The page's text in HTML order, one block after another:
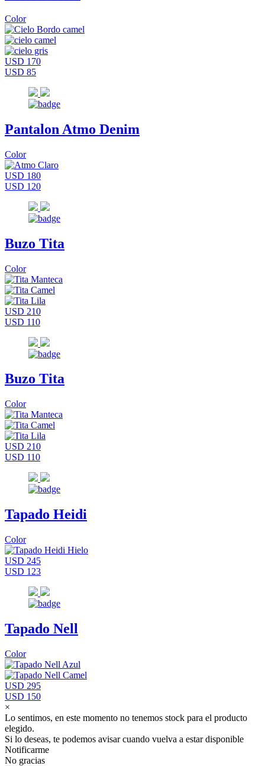
Color
USD 170
USD 85
Pantalon Atmo Denim
Color
USD 180
USD 120
Buzo Tita
Color
USD 210
USD 110
Buzo Tita
Color
USD 210
USD 110
Tapado Heidi
Color
USD 245
USD 123
Tapado Nell
Color
USD 295
USD 150
×
Lo sentimos, en este momento no tenemos stock para el producto
elegido.
Si lo deseas, te podemos avisar cuando vuelva a estar disponible
Notificarme
No gracias